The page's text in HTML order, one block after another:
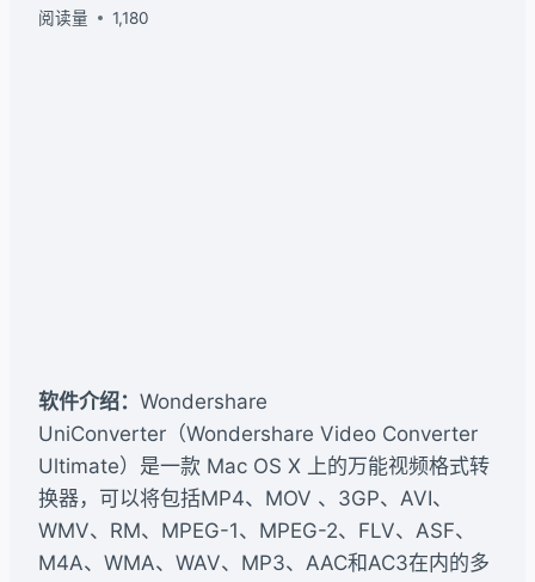
阅读量 1,180
软件介绍： Wondershare
UniConverter（Wondershare Video Converter
Ultimate）是一款 Mac OS X 上的万能视频格式转
换器，可以将包括MP4、MOV 、3GP、AVI、
WMV、RM、MPEG-1、MPEG-2、FLV、ASF、
M4A、WMA、WAV、MP3、AAC和AC3在内的多